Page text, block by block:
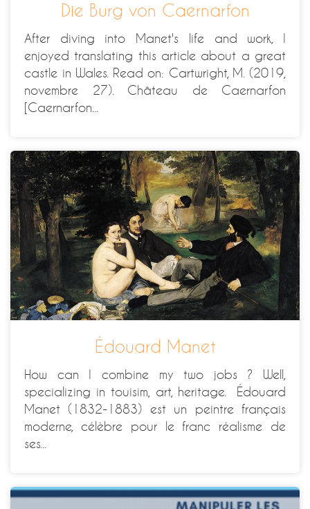
Die Burg von Caernarfon
After diving into Manet's life and work, I
enjoyed translating this article about a great
castle in Wales. Read on: Cartwright, M. (2019,
novembre 27). Château de Caernarfon
[Caernarfon...
Édouard Manet
How can I combine my two jobs ? Well,
specializing in touisim, art, heritage. Édouard
Manet (1832-1883) est un peintre français
moderne, célèbre pour le franc réalisme de
ses...